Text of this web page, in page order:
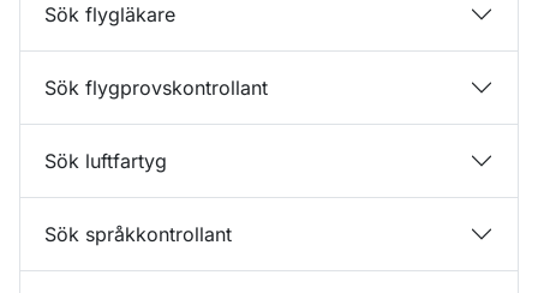
Sök flygläkare
Sök flygprovskontrollant
Sök luftfartyg
Sök språkkontrollant